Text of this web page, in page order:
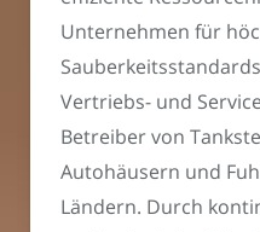
Unternehmen für
Vertriebs- und
Betreiber von
Autohäusern und
Ländern. Durch